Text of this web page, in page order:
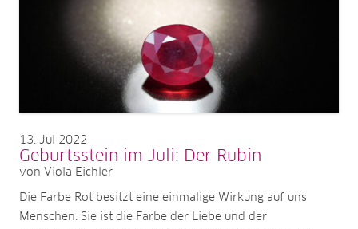
13 Jul 2022
Geburtsstein im Juli: Der Rubin
von Viola Eichler
Die Farbe Rot besitzt eine einmalige Wirkung auf uns
Menschen. Sie ist die Farbe der Liebe und der